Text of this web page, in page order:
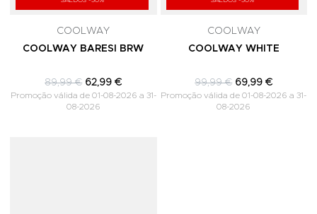
COOLWAY
COOLWAY BARESI BRW
89,99 € 62,99 €
Promoção válida de 01-08-2026 a 31-
08-2026
COOLWAY
COOLWAY WHITE
99,99 € 69,99 €
Promoção válida de 01-08-2026 a 31-
08-2026